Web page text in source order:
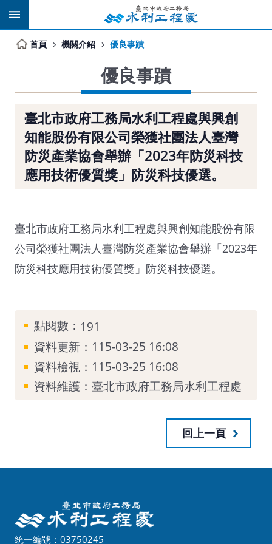
跳到主要內容區塊
首頁 機關介紹 優良事蹟
優良事蹟
臺北市政府工務局水利工程處與興創
知能股份有限公司榮獲社團法人臺灣
防災產業協會舉辦「2023年防災科技
應用技術優質獎」防災科技優選。
臺北市政府工務局水利工程處與興創知能股份有限
公司榮獲社團法人臺灣防災產業協會舉辦「2023年
防災科技應用技術優質獎」防災科技優選。
點閱數： 191
資料更新：115-03-25 16:08
資料檢視：115-03-25 16:08
資料維護：臺北市政府工務局水利工程處
回上一頁
統一編號：03750245